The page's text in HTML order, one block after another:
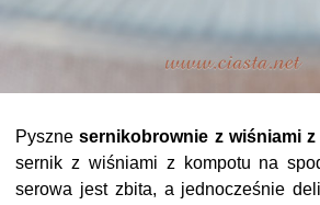
Pysznesernikobrownie z wiśniami
sernik z wiśniami z kompotu na
serowa jest zbita, a jednocześnie